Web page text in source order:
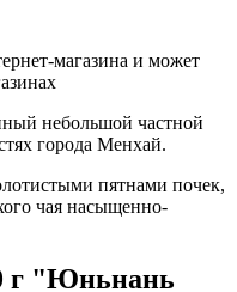
магазина и может
небольшой частной
города Менхай.
пятнами почек,
чая насыщенно-
г "Юньнань